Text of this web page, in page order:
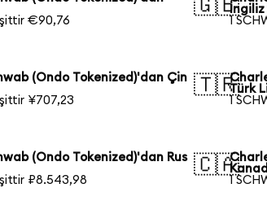
€90,76
🇬🇧
1
(Ondo Tokenized)'dan Çin
¥707,23
🇹🇷Türk
1
(Ondo Tokenized)'dan Rus
₽8.543,98
🇨🇦
1